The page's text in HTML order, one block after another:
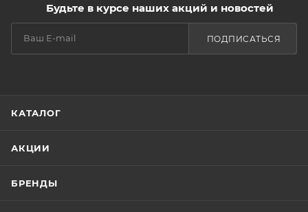
Будьте в курсе наших акций и новостей
ПОДПИСАТЬСЯ
КАТАЛОГ
АКЦИИ
БРЕНДЫ